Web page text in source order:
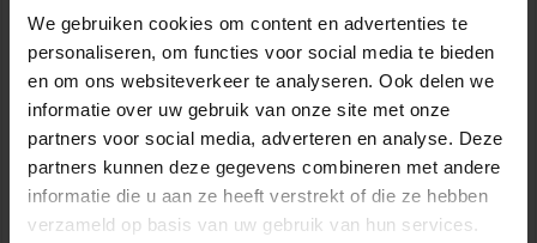
We gebruiken cookies om content en advertenties te
personaliseren, om functies voor social media te bieden
en om ons websiteverkeer te analyseren. Ook delen we
informatie over uw gebruik van onze site met onze
partners voor social media, adverteren en analyse. Deze
partners kunnen deze gegevens combineren met andere
informatie die u aan ze heeft verstrekt of die ze hebben
verzameld op basis van uw gebruik van hun services.
Opleiding Adviseur Kwaliteit & Veiligheid in
de zorg
ZORG